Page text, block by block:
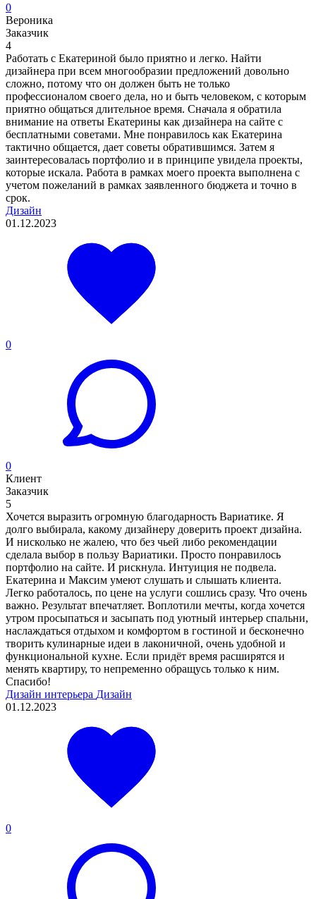
0
Вероника
Заказчик
4
Работать с Екатериной было приятно и легко. Найти
дизайнера при всем многообразии предложений довольно
сложно, потому что он должен быть не только
профессионалом своего дела, но и быть человеком, с которым
приятно общаться длительное время. Сначала я обратила
внимание на ответы Екатерины как дизайнера на сайте с
бесплатными советами. Мне понравилось как Екатерина
тактично общается, дает советы обратившимся. Затем я
заинтересовалась портфолио и в принципе увидела проекты,
которые искала. Работа в рамках моего проекта выполнена с
учетом пожеланий в рамках заявленного бюджета и точно в
срок.
Дизайн
01.12.2023
0
0
Клиент
Заказчик
5
Хочется выразить огромную благодарность Вариатике. Я
долго выбирала, какому дизайнеру доверить проект дизайна.
И нисколько не жалею, что без чьей либо рекомендации
сделала выбор в пользу Вариатики. Просто понравилось
портфолио на сайте. И рискнула. Интуиция не подвела.
Екатерина и Максим умеют слушать и слышать клиента.
Легко работалось, по цене на услуги сошлись сразу. Что очень
важно. Результат впечатляет. Воплотили мечты, когда хочется
утром просыпаться и засыпать под уютный интерьер спальни,
наслаждаться отдыхом и комфортом в гостиной и бесконечно
творить кулинарные идеи в лаконичной, очень удобной и
функциональной кухне. Если придёт время расширятся и
менять квартиру, то непременно обращусь только к ним.
Спасибо!
Дизайн интерьера Дизайн
01.12.2023
0